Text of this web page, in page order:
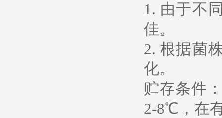
1. 由于不
佳。
2. 根据菌
化。
贮存条件
2-8℃，在